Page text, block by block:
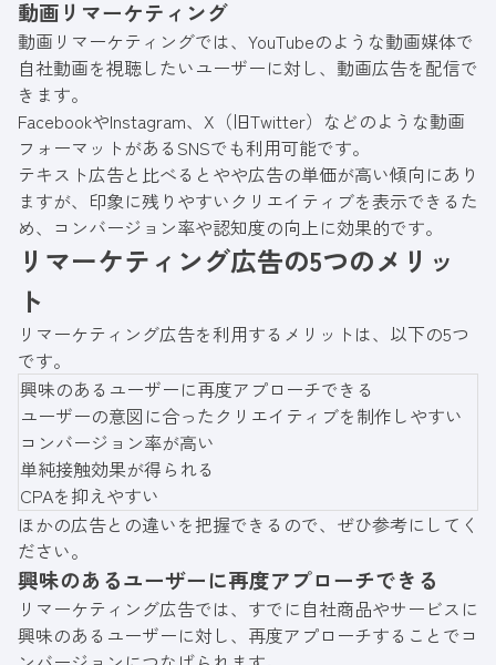
動画リマーケティング
動画リマーケティングでは、YouTubeのような動画媒体で
自社動画を視聴したいユーザーに対し、動画広告を配信で
きます。
FacebookやInstagram、X（旧Twitter）などのような動画
フォーマットがあるSNSでも利用可能です。
テキスト広告と比べるとやや広告の単価が高い傾向にあり
ますが、印象に残りやすいクリエイティブを表示できるた
め、コンバージョン率や認知度の向上に効果的です。
リマーケティング広告の5つのメリッ
ト
リマーケティング広告を利用するメリットは、以下の5つ
です。
興味のあるユーザーに再度アプローチできる
ユーザーの意図に合ったクリエイティブを制作しやすい
コンバージョン率が高い
単純接触効果が得られる
CPAを抑えやすい
ほかの広告との違いを把握できるので、ぜひ参考にしてく
ださい。
興味のあるユーザーに再度アプローチできる
リマーケティング広告では、すでに自社商品やサービスに
興味のあるユーザーに対し、再度アプローチすることでコ